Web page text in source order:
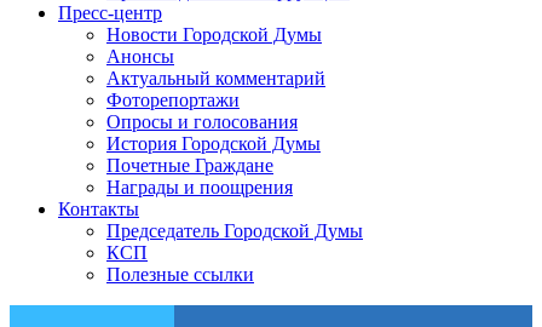
Пресс-центр
Новости Городской Думы
Анонсы
Актуальный комментарий
Фоторепортажи
Опросы и голосования
История Городской Думы
Почетные Граждане
Награды и поощрения
Контакты
Председатель Городской Думы
КСП
Полезные ссылки